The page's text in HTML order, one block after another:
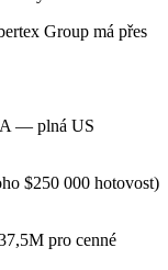
Group má přes
— plná US
$250 000 hotovost)
pro cenné